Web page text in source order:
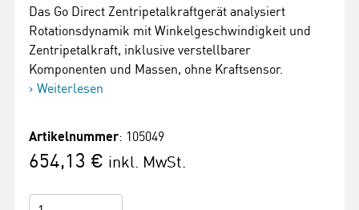
Das Go Direct Zentripetalkraftgerät analysiert
Rotationsdynamik mit Winkelgeschwindigkeit und
Zentripetalkraft, inklusive verstellbarer
Komponenten und Massen, ohne Kraftsensor.
Weiterlesen
Artikelnummer: 105049
654,13 € inkl. MwSt.